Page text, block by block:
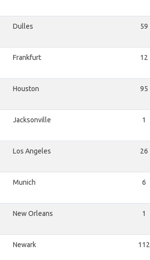
Dulles 59
Frankfurt 12
Houston 95
Jacksonville 1
Los Angeles 26
Munich 6
New Orleans 1
Newark 112